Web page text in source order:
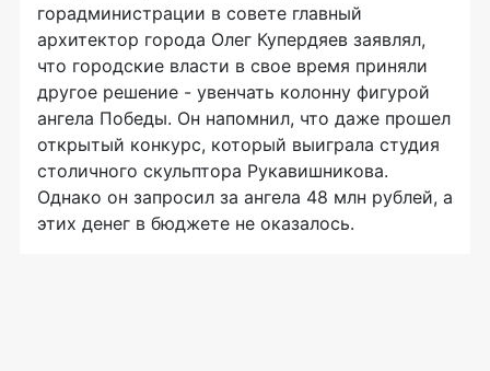
горадминистрации в совете главный
архитектор города Олег Купердяев заявлял,
что городские власти в свое время приняли
другое решение - увенчать колонну фигурой
ангела Победы. Он напомнил, что даже прошел
открытый конкурс, который выиграла студия
столичного скульптора Рукавишникова.
Однако он запросил за ангела 48 млн рублей, а
этих денег в бюджете не оказалось.